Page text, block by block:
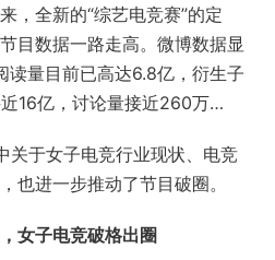
，全新的“综艺电竞赛”的定
目数据一路走高。微博数据显
读量目前已高达6.8亿，衍生子
16亿，讨论量接近260万…
关于女子电竞行业现状、电竞
也进一步推动了节目破圈。
女子电竞破格出圈